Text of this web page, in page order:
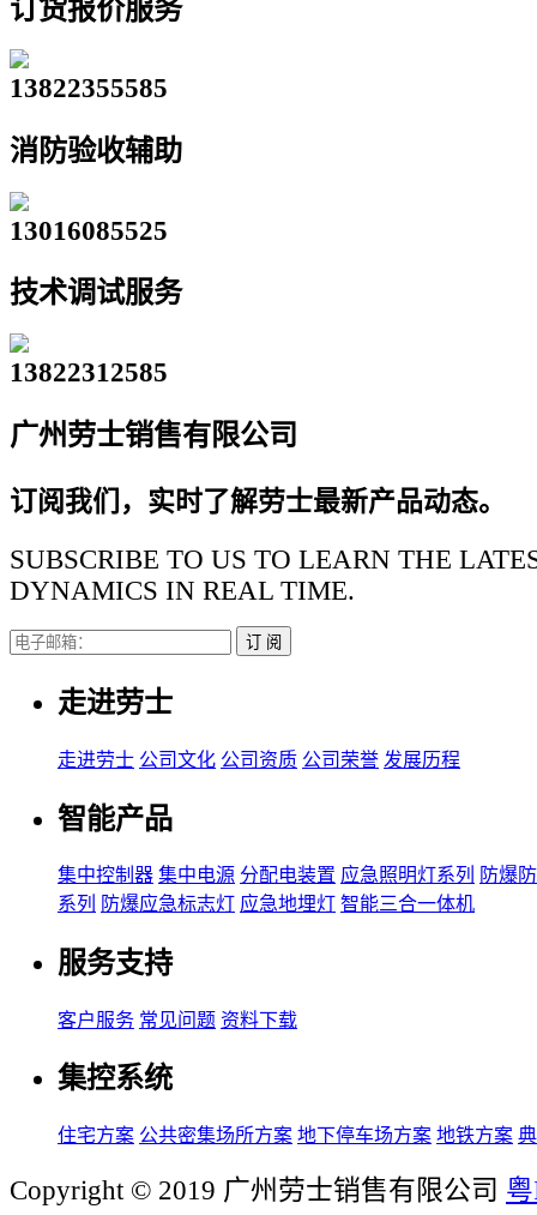
订货报价服务
13822355585
消防验收辅助
13016085525
技术调试服务
13822312585
广州劳士销售有限公司
订阅我们，实时了解劳士最新产品动态。
SUBSCRIBE TO US TO LEARN THE
DYNAMICS IN REAL TIME.
订 阅
走进劳士
走进劳士 公司文化 公司资质 公司荣誉 发展历程
智能产品
集中控制器 集中电源 分配电装置 应急照明灯系列
防爆
系列
防爆应急标志灯 应急地埋灯 智能三合一体机
服务支持
客户服务 常见问题 资料下载
集控系统
住宅方案 公共密集场所方案 地下停车场方案 地铁方案
Copyright © 2019 广州劳士销售有限公司